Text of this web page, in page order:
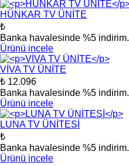
HÜNKAR TV ÜNİTE
₺
Banka havalesinde %5 indirim.
Ürünü incele
VİVA TV ÜNİTE
₺ 12.096
Banka havalesinde %5 indirim.
Ürünü incele
LUNA TV ÜNİTESİ
₺
Banka havalesinde %5 indirim.
Ürünü incele